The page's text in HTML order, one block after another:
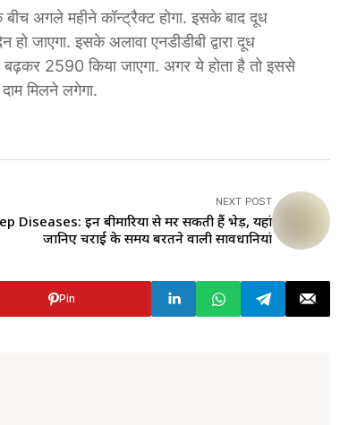
अगले महीने कॉन्ट्रैक्ट होगा. इसके बाद दूध
जाएगा. इसके अलावा एनडीडीबी द्वारा दूध
2590 किया जाएगा. अगर ये होता है तो ​इससे
मिलने लगेगा.
NEXT POST
Diseases: इन बीमारियों से मर सकती हैं भेड़ें, यहां
जानिए चराई के समय बरतने वाली सावधानियां
Pin